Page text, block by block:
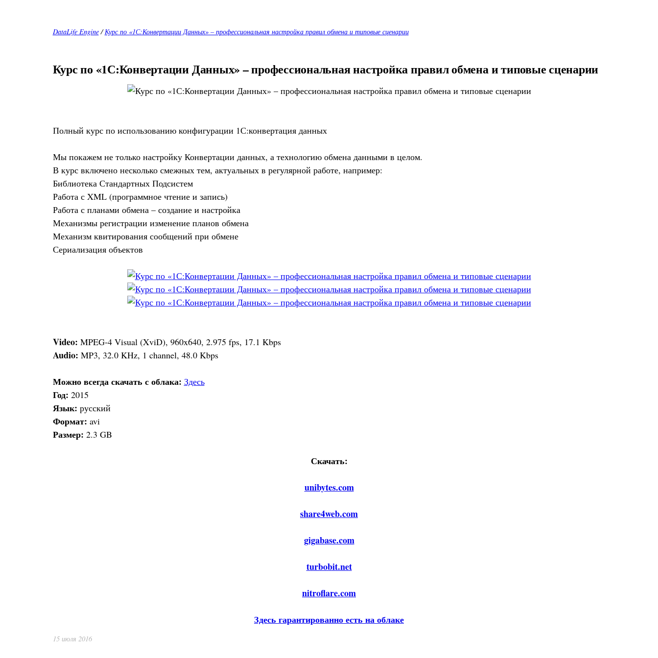
DataLife Engine/Курс по «1С:Конвертации Данных» – профессиональная настройка правил обмена и типовые сценарии
Курс по «1С:Конвертации Данных» – профессиональная настройка правил обмена и типовые сценарии
Полный курс по использованию конфигурации 1С:конвертация данных
Мы покажем не только настройку Конвертации данных, а технологию обмена данными в целом.
В курс включено несколько смежных тем, актуальных в регулярной работе, например:
Библиотека Стандартных Подсистем
Работа с XML (программное чтение и запись)
Работа с планами обмена – создание и настройка
Механизмы регистрации изменение планов обмена
Механизм квитирования сообщений при обмене
Сериализация объектов
Video: MPEG-4 Visual (XviD), 960x640, 2.975 fps, 17.1 Kbps
Audio: MP3, 32.0 KHz, 1 channel, 48.0 Kbps
Можно всегда скачать с облака: Здесь
Год: 2015
Язык: русский
Формат: avi
Размер: 2.3 GB
Скачать:
unibytes.com
share4web.com
gigabase.com
turbobit.net
nitroflare.com
Здесь гарантированно есть на облаке
15 июля 2016